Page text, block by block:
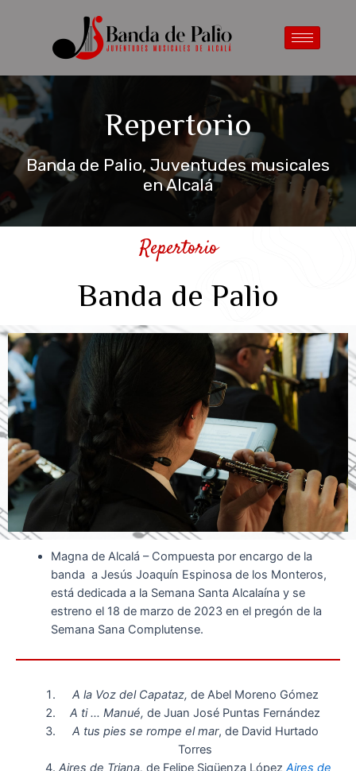
Repertorio
Banda de Palio, Juventudes musicales
en Alcalá
Repertorio
Banda de Palio
Magna de Alcalá – Compuesta por encargo de la
banda a Jesús Joaquín Espinosa de los Monteros,
está dedicada a la Semana Santa Alcalaína y se
estreno el 18 de marzo de 2023 en el pregón de la
Semana Sana Complutense.
A la Voz del Capataz, de Abel Moreno Gómez
A ti … Manué, de Juan José Puntas Fernández
A tus pies se rompe el mar, de David Hurtado
Torres
Aires de Triana, de Felipe Sigüenza LópezAires de